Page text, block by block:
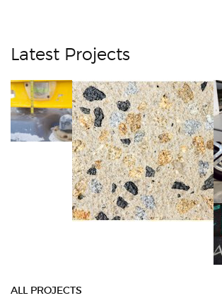
Latest Projects
ALL PROJECTS